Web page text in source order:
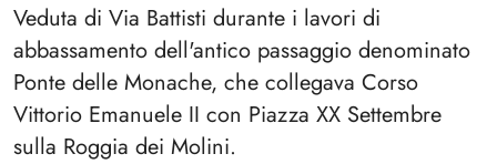
Veduta di Via Battisti durante i lavori di
abbassamento dell'antico passaggio denominato
Ponte delle Monache, che collegava Corso
Vittorio Emanuele II con Piazza XX Settembre
sulla Roggia dei Molini.